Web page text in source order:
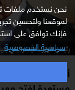
نحن نستخدم ملفات
لموقعنا ولتحسين
فإنك توافق على
سياسية الخصوصية
رئيس الوزراء الإسرائيلي
أكد وزير الدفاع
مستعدة لفتح